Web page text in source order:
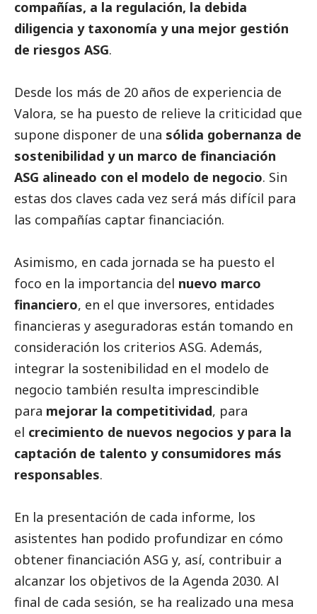
compañías, a la regulación, la debida
diligencia y taxonomía y una mejor gestión
de riesgos ASG.
Desde los más de 20 años de experiencia de
Valora, se ha puesto de relieve la criticidad que
supone disponer de una sólida gobernanza de
sostenibilidad y un marco de financiación
ASG alineado con el modelo de negocio. Sin
estas dos claves cada vez será más difícil para
las compañías captar financiación.
Asimismo, en cada jornada se ha puesto el
foco en la importancia del nuevo marco
financiero, en el que inversores, entidades
financieras y aseguradoras están tomando en
consideración los criterios ASG. Además,
integrar la sostenibilidad en el modelo de
negocio también resulta imprescindible
para mejorar la competitividad, para
el crecimiento de nuevos negocios y para la
captación de talento y consumidores más
responsables.
En la presentación de cada informe, los
asistentes han podido profundizar en cómo
obtener financiación ASG y, así, contribuir a
alcanzar los objetivos de la Agenda 2030. Al
final de cada sesión, se ha realizado una mesa